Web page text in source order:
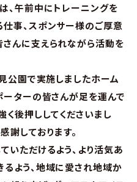
、午前中にトレーニングを
事、スポンサー様のご厚意
んに支えられながら活動を
公園で実施しましたホーム
ターの皆さんが足を運んで
く後押ししてくださいまし
謝しております。
いただけるよう、より活気あ
よう、地域に愛され地域か